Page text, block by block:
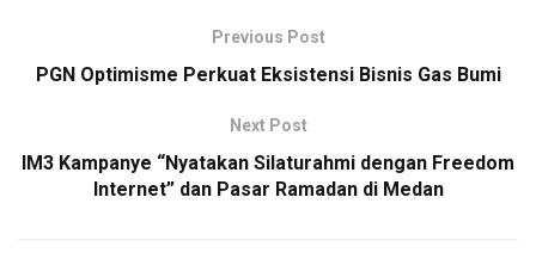
Previous Post
PGN Optimisme Perkuat Eksistensi Bisnis Gas Bumi
Next Post
IM3 Kampanye “Nyatakan Silaturahmi dengan Freedom
Internet” dan Pasar Ramadan di Medan